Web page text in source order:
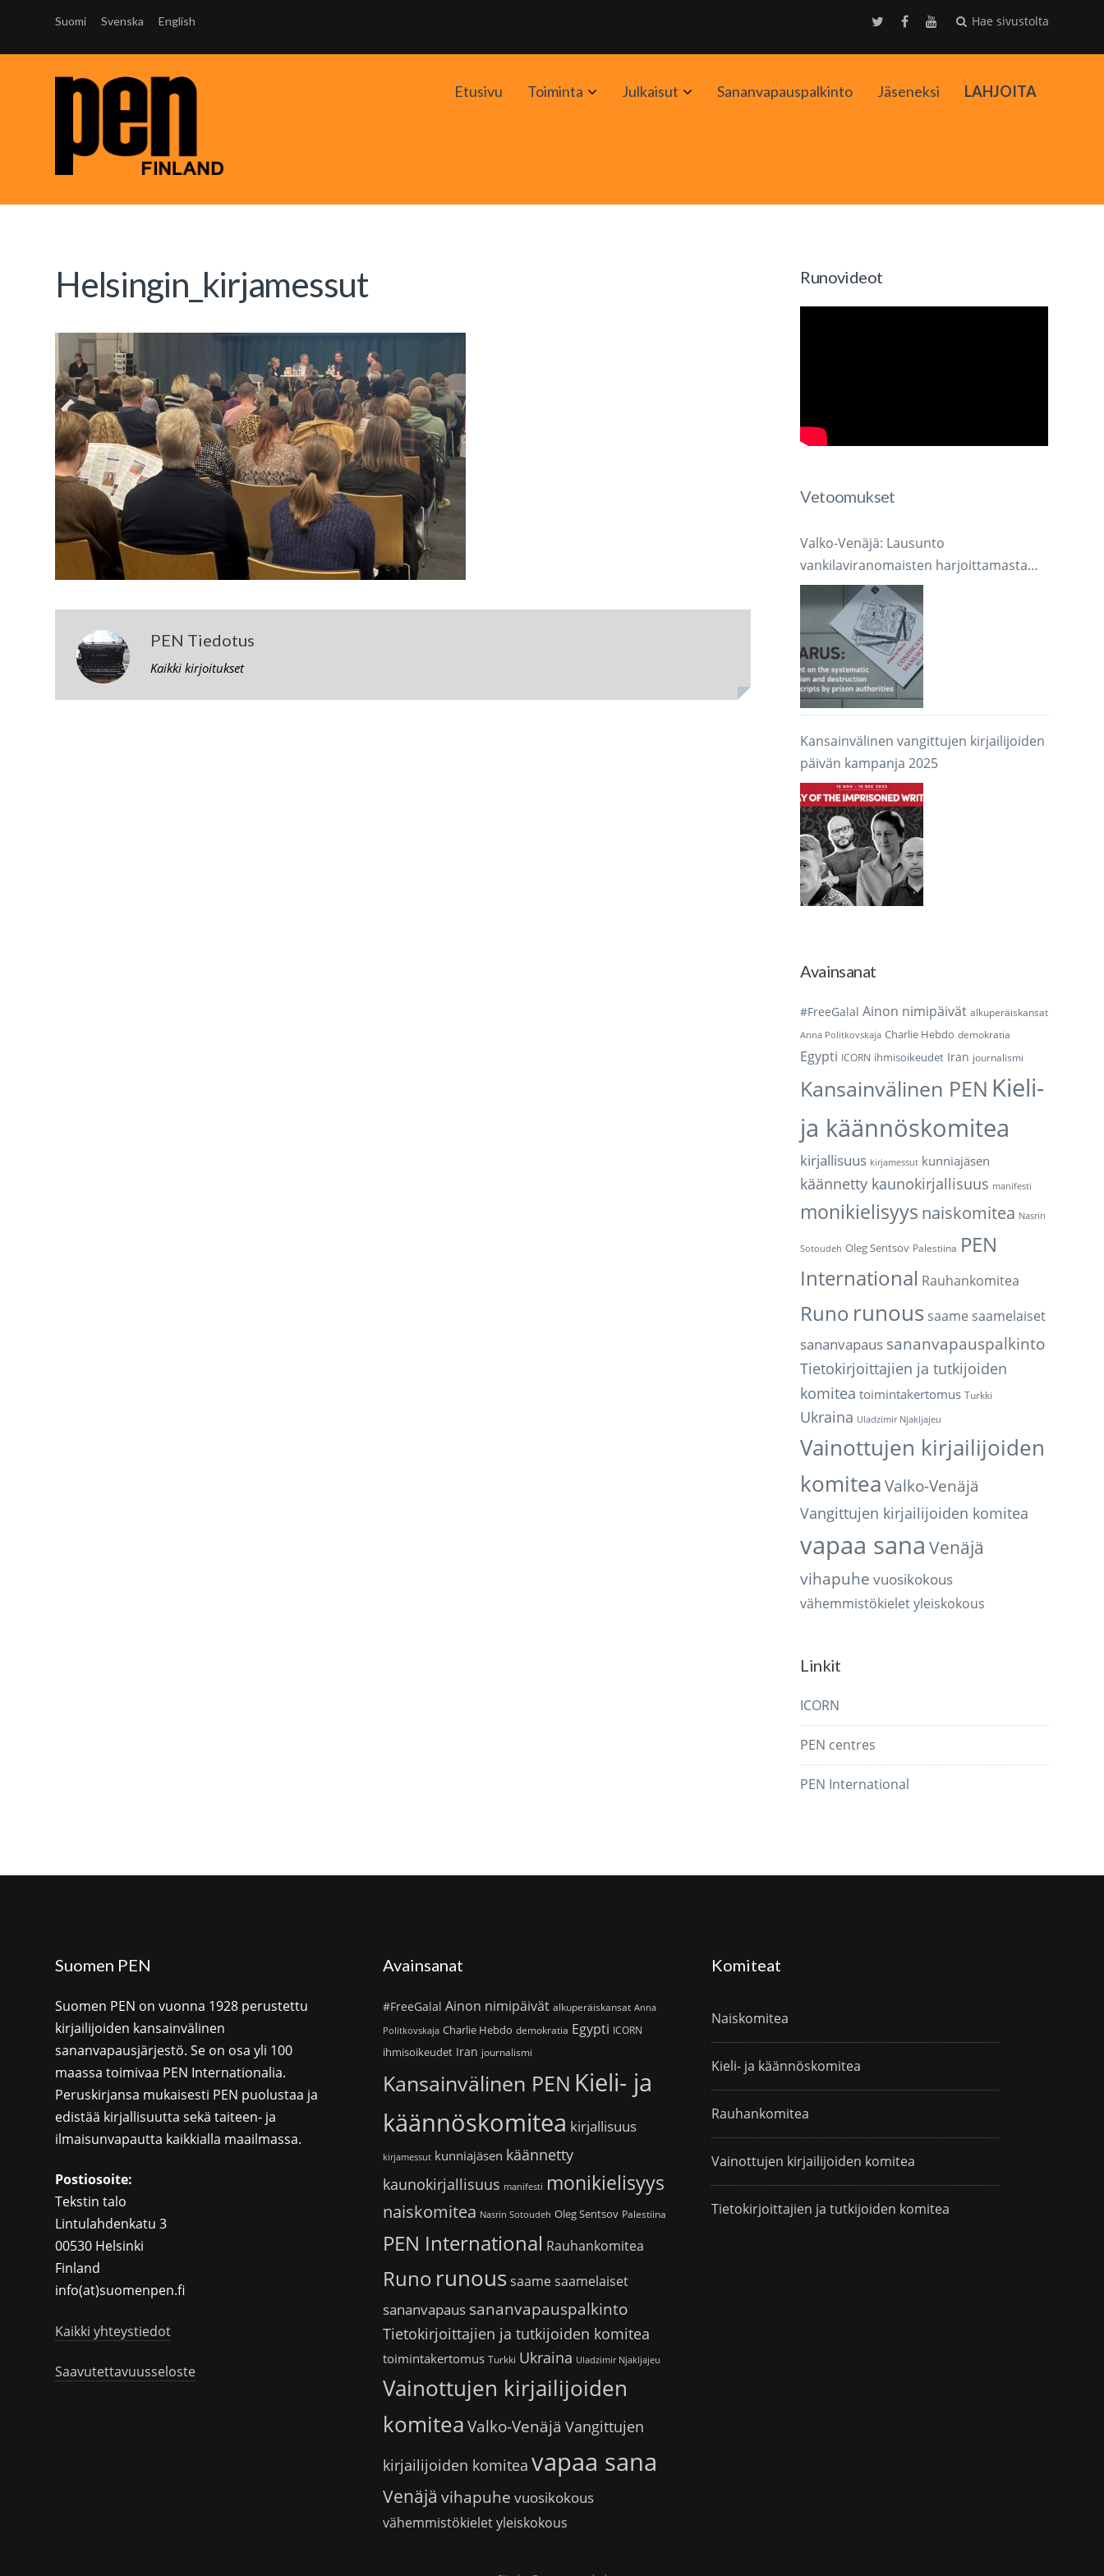
Suomi Svenska English Hae sivustolta
Etusivu Toiminta AvaaJulkaisut AvaaSananvapauspalkinto Jäseneksi LAHJOITA
Helsingin_kirjamessut
PEN Tiedotus
Kaikki kirjoitukset
Runovideot
Vetoomukset
Valko-Venäjä: Lausunto
vankilaviranomaisten harjoittamasta
järjestelmällisestä käsikirjoitusten
takavarikoinnista ja tuhoamisesta
Kansainvälinen vangittujen kirjailijoiden
päivän kampanja 2025
Avainsanat
#FreeGalal Ainon nimipäivät alkuperäiskansat
Anna Politkovskaja Charlie Hebdo demokratia
Egypti ICORN ihmisoikeudet Iran journalismi
Kansainvälinen PEN Kieli-
ja käännöskomitea
kirjallisuus kirjamessut kunniajäsen
käännetty kaunokirjallisuus manifesti
monikielisyys naiskomitea Nasrin
Sotoudeh Oleg Sentsov Palestiina PEN
International Rauhankomitea
Runo runous saame saamelaiset
sananvapaus sananvapauspalkinto
Tietokirjoittajien ja tutkijoiden
komitea toimintakertomus Turkki
Ukraina Uladzimir Njakljajeu
Vainottujen kirjailijoiden
komitea Valko-Venäjä
Vangittujen kirjailijoiden komitea
vapaa sana Venäjä
vihapuhe vuosikokous
vähemmistökieletyleiskokous
Linkit
ICORN
PEN centres
PEN International
Suomen PEN
Suomen PEN on vuonna 1928 perustettu
kirjailijoiden kansainvälinen
sananvapausjärjestö. Se on osa yli 100
maassa toimivaa PEN Internationalia.
Peruskirjansa mukaisesti PEN puolustaa ja
edistää kirjallisuutta sekä taiteen- ja
ilmaisunvapautta kaikkialla maailmassa.
Postiosoite:
Tekstin talo
Lintulahdenkatu 3
00530 Helsinki
Finland
info(at)suomenpen.fi
Kaikki yhteystiedot
Saavutettavuusseloste
Avainsanat
#FreeGalal Ainon nimipäivät alkuperäiskansat Anna
Politkovskaja Charlie Hebdo demokratia Egypti ICORN
ihmisoikeudet Iran journalismi
Kansainvälinen PEN Kieli- ja
käännöskomitea kirjallisuus
kirjamessut kunniajäsen käännetty
kaunokirjallisuus manifesti monikielisyys
naiskomitea Nasrin Sotoudeh Oleg Sentsov Palestiina
PEN International Rauhankomitea
Runo runoussaamesaamelaiset
sananvapaus sananvapauspalkinto
Tietokirjoittajien ja tutkijoiden komitea
toimintakertomus Turkki Ukraina Uladzimir Njakljajeu
Vainottujen kirjailijoiden
komitea Valko-Venäjä Vangittujen
kirjailijoiden komitea vapaa sana
Venäjä vihapuhe vuosikokous
vähemmistökieletyleiskokous
Komiteat
Naiskomitea
Kieli- ja käännöskomitea
Rauhankomitea
Vainottujen kirjailijoiden komitea
Tietokirjoittajien ja tutkijoiden komitea